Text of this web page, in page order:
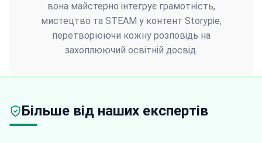
вона майстерно інтегрує грамотність,
мистецтво та STEAM у контент Storypie,
перетворюючи кожну розповідь на
захоплюючий освітній досвід.
Більше від наших експертів